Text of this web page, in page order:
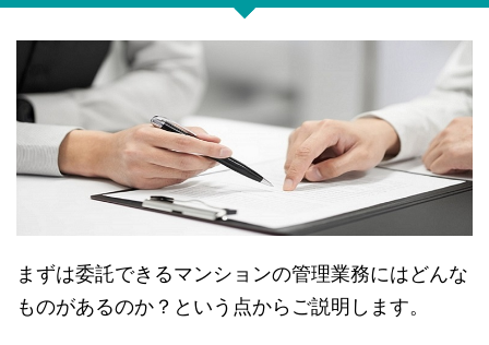
まずは委託できるマンションの管理業務にはどんな
ものがあるのか？という点からご説明します。